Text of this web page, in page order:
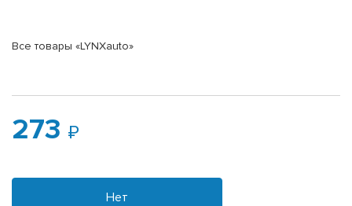
Все товары «LYNXauto»
273
Нет